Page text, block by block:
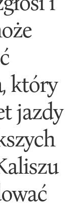
który
jazdy